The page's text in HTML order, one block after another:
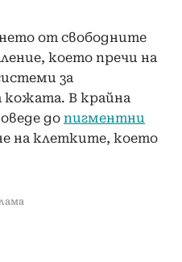
от свободните
което пречи на
за
кожата. В крайна
до пигментни
на клетките, което